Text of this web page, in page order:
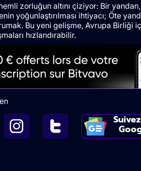
zorluğun altını çiziyor: Bir
yoğunlaştırılması ihtiyacı; Öte
Bu yeni gelişme, Avrupa Birliği
hızlandırabilir.